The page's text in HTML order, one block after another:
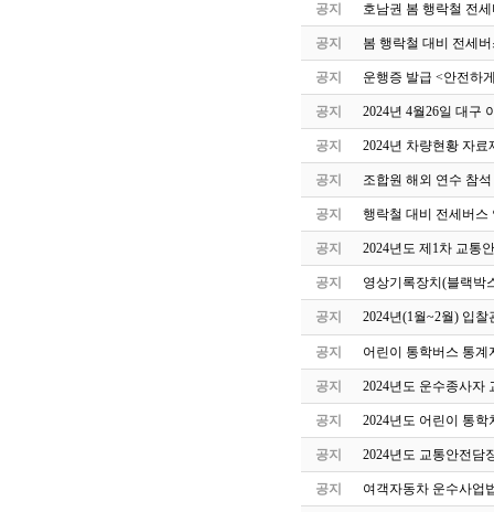
공지 호남권 봄 행락철 전
공지 봄 행락철 대비 전세
공지 운행증 발급 <안전하
공지 2024년 4월26일 대구
공지 2024년 차량현황 자료
공지 조합원 해외 연수 참
공지 행락철 대비 전세버스
공지 2024년도 제1차 교통
공지 영상기록장치(블랙박
공지 2024년(1월~2월) 입
공지 어린이 통학버스 통계
공지 2024년도 운수종사자
공지 2024년도 어린이 통
공지 2024년도 교통안전담
공지 여객자동차 운수사업